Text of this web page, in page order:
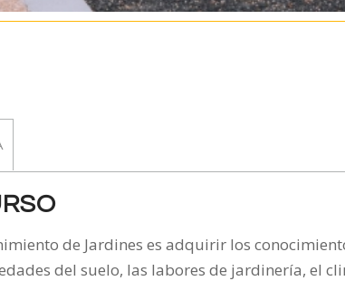
de Jardines es adquirir los
del suelo, las labores de jardinería, el